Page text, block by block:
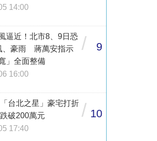
14:00
逼近！北市8、9日恐
、豪雨 蔣萬安指示
」全面整備
16:00
/ 9
台北之星」豪宅打折
破200萬元
17:40
/ 10